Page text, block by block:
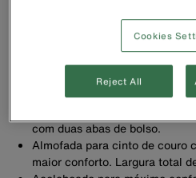
com duas abas de bolso.
Almofada para cinto de couro
maior conforto. Largura total
Cookies
Reject All